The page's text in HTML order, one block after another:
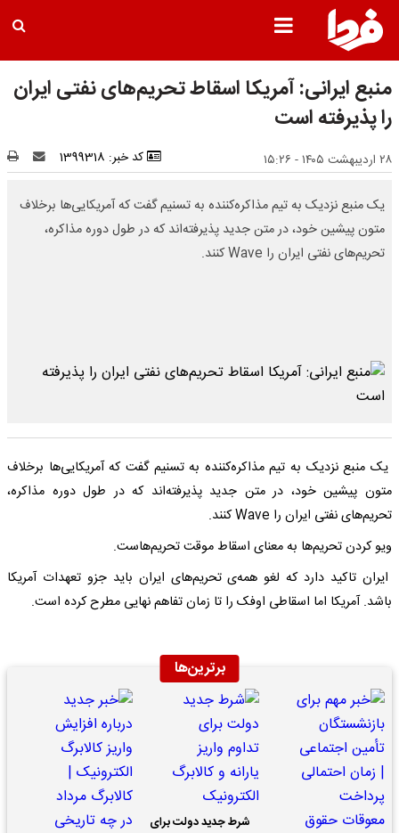
منبع ایرانی: آمریکا اسقاط تحریم‌های نفتی ایران
را پذیرفته است
۲۸ اردیبهشت ۱۴۰۵ - ۱۵:۲۶ کد خبر: 1399318
یک منبع نزدیک به تیم مذاکره‌کننده به تسنیم گفت که آمریکایی‌ها برخلاف
متون پیشین خود، در متن جدید پذیرفته‌اند که در طول دوره مذاکره،
تحریم‌های نفتی ایران را Wave کنند.
یک منبع نزدیک به تیم مذاکره‌کننده به تسنیم گفت که آمریکایی‌ها برخلاف
متون پیشین خود، در متن جدید پذیرفته‌اند که در طول دوره مذاکره،
تحریم‌های نفتی ایران را Wave کنند.
ویو کردن تحریم‌ها به معنای اسقاط موقت تحریم‌هاست.
ایران تاکید دارد که لغو همه‌ی تحریم‌های ایران باید جزو تعهدات آمریکا
باشد. آمریکا اما اسقاطی اوفک را تا زمان تفاهم نهایی مطرح کرده است.
برترین‌ها
شرط جدید دولت برای